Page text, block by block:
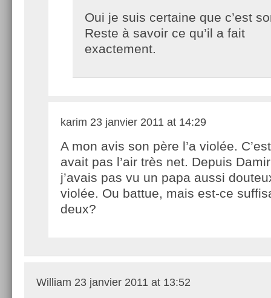
Oui je suis certaine que c’est
Reste à savoir ce qu’il a fait
exactement.
karim 23 janvier 2011 at 14:29
A mon avis son père l’a violée.
avait pas l’air très net. Depuis
j’avais pas vu un papa aussi
violée. Ou battue, mais est-ce
deux?
William 23 janvier 2011 at 13:52